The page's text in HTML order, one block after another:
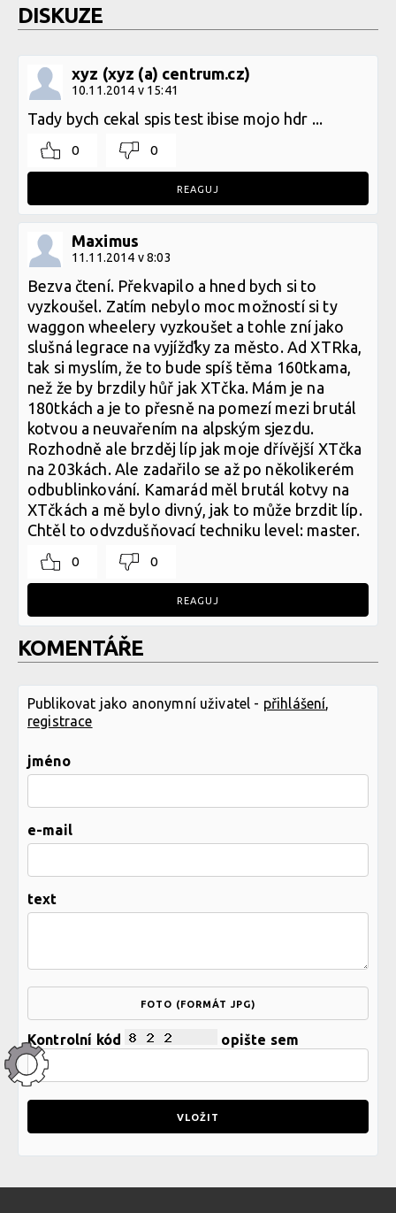
DISKUZE
xyz (xyz (a) centrum.cz)
10.11.2014 v 15:41
Tady bych cekal spis test ibise mojo hdr ...
0 0
REAGUJ
Maximus
11.11.2014 v 8:03
Bezva čtení. Překvapilo a hned bych si to
vyzkoušel. Zatím nebylo moc možností si ty
waggon wheelery vyzkoušet a tohle zní jako
slušná legrace na vyjížďky za město. Ad XTRka,
tak si myslím, že to bude spíš těma 160tkama,
než že by brzdily hůř jak XTčka. Mám je na
180tkách a je to přesně na pomezí mezi brutál
kotvou a neuvařením na alpským sjezdu.
Rozhodně ale brzděj líp jak moje dřívější XTčka
na 203kách. Ale zadařilo se až po několikerém
odbublinkování. Kamarád měl brutál kotvy na
XTčkách a mě bylo divný, jak to může brzdit líp.
Chtěl to odvzdušňovací techniku level: master.
0 0
REAGUJ
KOMENTÁŘE
Publikovat jako anonymní uživatel - přihlášení,
registrace
jméno
e-mail
text
FOTO (FORMÁT JPG)
Kontrolní kód opište sem